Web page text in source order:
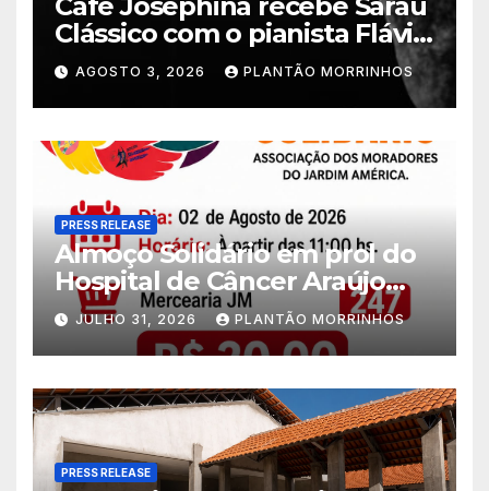
Clássico com o pianista Flávio
Varani nesta terça-feira
AGOSTO 3, 2026 PLANTÃO MORRINHOS
PRESS RELEASE
Almoço Solidário em prol do
Hospital de Câncer Araújo
Jorge é realizado no Jardim
América
JULHO 31, 2026 PLANTÃO MORRINHOS
PRESS RELEASE